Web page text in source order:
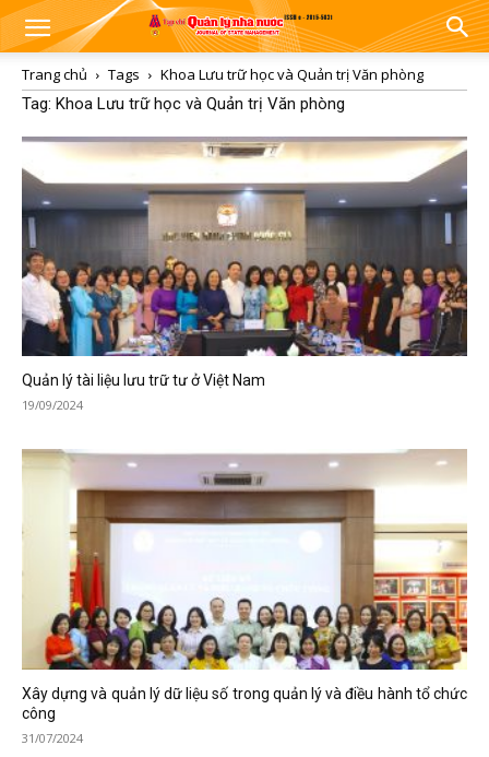
Trang chủ Tags
Khoa Lưu trữ học và Quản trị Văn phòng
Tag: Khoa Lưu trữ học và Quản trị Văn phòng
Quản lý tài liệu lưu trữ tư ở Việt Nam
19/09/2024
Xây dựng và quản lý dữ liệu số trong quản lý và điều hành tổ chức
công
31/07/2024